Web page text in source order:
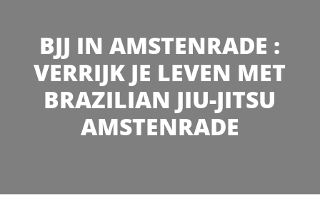
BJJ IN AMSTENRADE :
VERRIJK JE LEVEN MET
BRAZILIAN JIU-JITSU
AMSTENRADE